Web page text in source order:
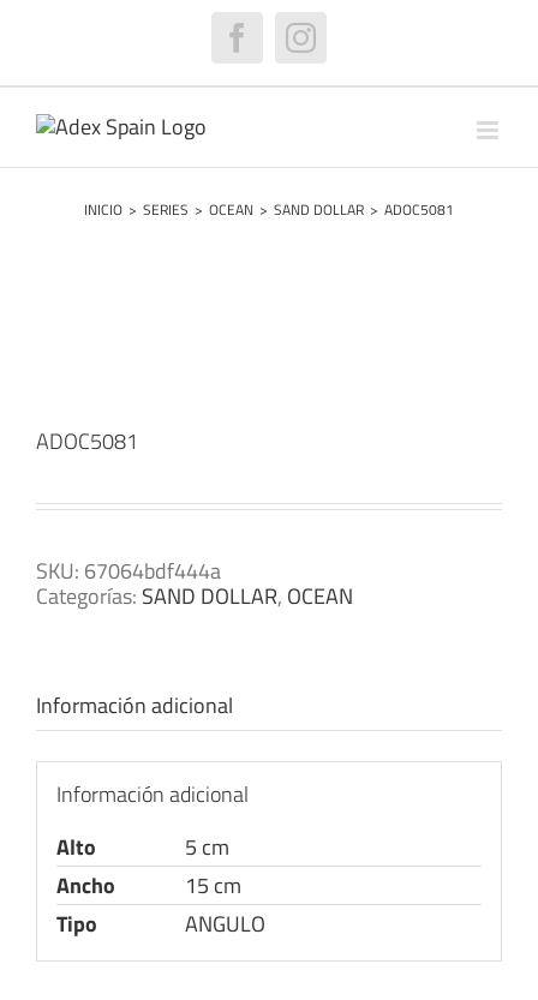
FacebookInstagram
INICIO > SERIES > OCEAN > SAND DOLLAR > ADOC5081
ADOC5081
SKU: 67064bdf444a
Categorías: SAND DOLLAR, OCEAN
Información adicional
Información adicional
Alto
5 cm
Ancho
15 cm
Tipo
ANGULO